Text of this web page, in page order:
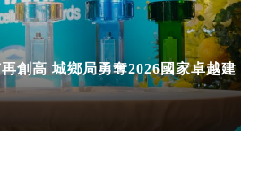
創高 城鄉局勇奪2026國家卓越建